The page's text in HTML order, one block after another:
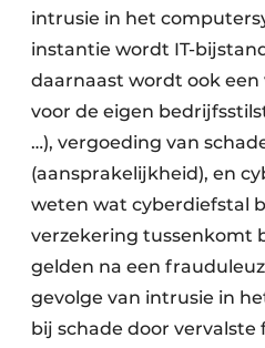
intrusie in het
instantie wordt IT-
daarnaast wordt ook
voor de eigen
…), vergoeding van
(aansprakelijkheid), en
weten wat cyberdiefstal
verzekering tussenkomt
gelden na een
gevolge van intrusie in
bij schade door vervalste